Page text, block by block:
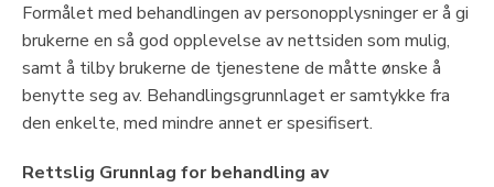
Formålet med behandlingen av personopplysninger er å gi
brukerne en så god opplevelse av nettsiden som mulig,
samt å tilby brukerne de tjenestene de måtte ønske å
benytte seg av. Behandlingsgrunnlaget er samtykke fra
den enkelte, med mindre annet er spesifisert.
Rettslig Grunnlag for behandling av